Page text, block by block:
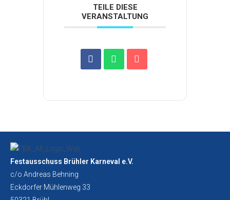
TEILE DIESE
VERANSTALTUNG
Festausschuss Brühler Karneval e.V.
c/o Andreas Behning
Eckdorfer Mühlenweg 33